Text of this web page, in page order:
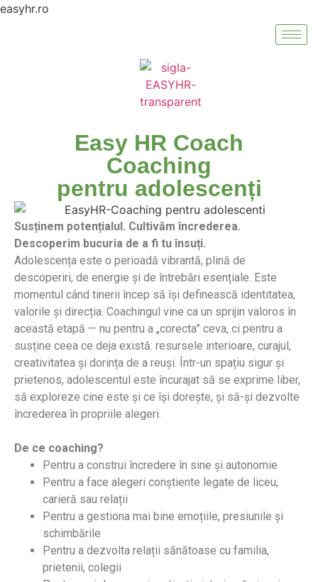
easyhr.ro
Easy HR Coach
Coaching
pentru adolescenți
Susținem potențialul. Cultivăm încrederea.
Descoperim bucuria de a fi tu însuți.
Adolescența este o perioadă vibrantă, plină de
descoperiri, de energie și de întrebări esențiale. Este
momentul când tinerii încep să își definească identitatea,
valorile și direcția. Coachingul vine ca un sprijin valoros în
această etapă — nu pentru a „corecta” ceva, ci pentru a
susține ceea ce deja există: resursele interioare, curajul,
creativitatea și dorința de a reuși. Într-un spațiu sigur și
prietenos, adolescentul este încurajat să se exprime liber,
să exploreze cine este și ce își dorește, și să-și dezvolte
încrederea în propriile alegeri.
De ce coaching?
Pentru a construi încredere în sine și autonomie
Pentru a face alegeri conștiente legate de liceu,
carieră sau relații
Pentru a gestiona mai bine emoțiile, presiunile și
schimbările
Pentru a dezvolta relații sănătoase cu familia,
prietenii, colegii